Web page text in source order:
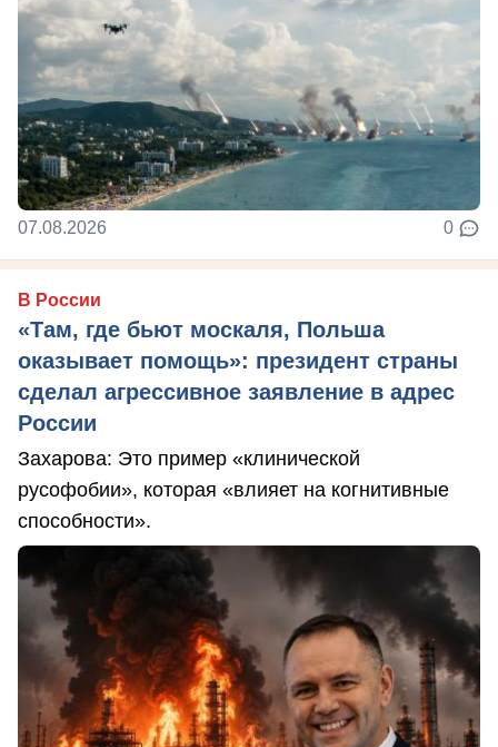
07.08.2026 0
В России
«Там, где бьют москаля, Польша
оказывает помощь»: президент страны
сделал агрессивное заявление в адрес
России
Захарова: Это пример «клинической
русофобии», которая «влияет на когнитивные
способности».